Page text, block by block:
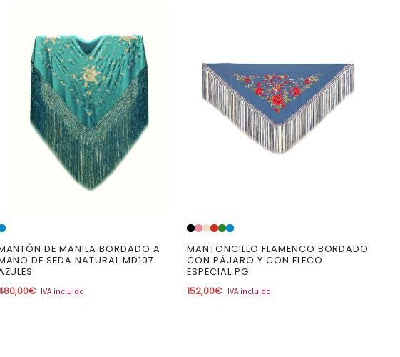
DE MANILA BORDADO A
DE SEDA NATURAL MD107
€ IVA incluido
MANTONCILLO FLAMENCO BORDADO
CON PÁJARO Y CON FLECO
ESPECIAL PG
152,00€ IVA incluido